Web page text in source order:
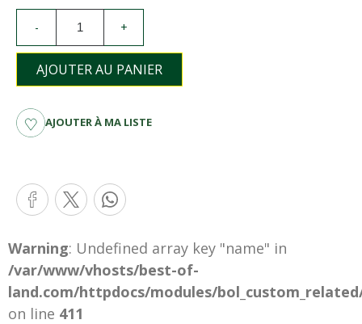
- +
AJOUTER AU PANIER
AJOUTER À MA LISTE
Warning: Undefined array key "name" in
/var/www/vhosts/best-of-
land.com/httpdocs/modules/
on line 411